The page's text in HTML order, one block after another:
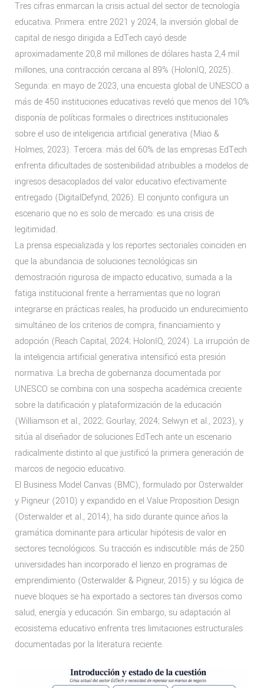
Tres cifras enmarcan la crisis actual del sector de tecnología
educativa. Primera: entre 2021 y 2024, la inversión global de
capital de riesgo dirigida a EdTech cayó desde
aproximadamente 20,8 mil millones de dólares hasta 2,4 mil
millones, una contracción cercana al 89% (HolonIQ, 2025).
Segunda: en mayo de 2023, una encuesta global de UNESCO a
más de 450 instituciones educativas reveló que menos del 10%
disponía de políticas formales o directrices institucionales
sobre el uso de inteligencia artificial generativa (Miao &
Holmes, 2023). Tercera: más del 60% de las empresas EdTech
enfrenta dificultades de sostenibilidad atribuibles a modelos de
ingresos desacoplados del valor educativo efectivamente
entregado (DigitalDefynd, 2026). El conjunto configura un
escenario que no es solo de mercado: es una crisis de
legitimidad.
La prensa especializada y los reportes sectoriales coinciden en
que la abundancia de soluciones tecnológicas sin
demostración rigurosa de impacto educativo, sumada a la
fatiga institucional frente a herramientas que no logran
integrarse en prácticas reales, ha producido un endurecimiento
simultáneo de los criterios de compra, financiamiento y
adopción (Reach Capital, 2024; HolonIQ, 2024). La irrupción de
la inteligencia artificial generativa intensificó esta presión
normativa. La brecha de gobernanza documentada por
UNESCO se combina con una sospecha académica creciente
sobre la datificación y plataformización de la educación
(Williamson et al., 2022; Gourlay, 2024; Selwyn et al., 2023), y
sitúa al diseñador de soluciones EdTech ante un escenario
radicalmente distinto al que justificó la primera generación de
marcos de negocio educativo.
El Business Model Canvas (BMC), formulado por Osterwalder
y Pigneur (2010) y expandido en el Value Proposition Design
(Osterwalder et al., 2014), ha sido durante quince años la
gramática dominante para articular hipótesis de valor en
sectores tecnológicos. Su tracción es indiscutible: más de 250
universidades han incorporado el lienzo en programas de
emprendimiento (Osterwalder & Pigneur, 2015) y su lógica de
nueve bloques se ha exportado a sectores tan diversos como
salud, energía y educación. Sin embargo, su adaptación al
ecosistema educativo enfrenta tres limitaciones estructurales
documentadas por la literatura reciente.